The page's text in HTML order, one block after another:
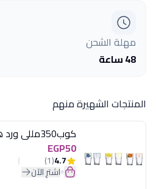
مهلة الشحن
48 ساعة
المنتجات الشهيرة منهم
كوب350مللى ورد هيريفين
EGP50
4.7
(1)
اشترِ الآن